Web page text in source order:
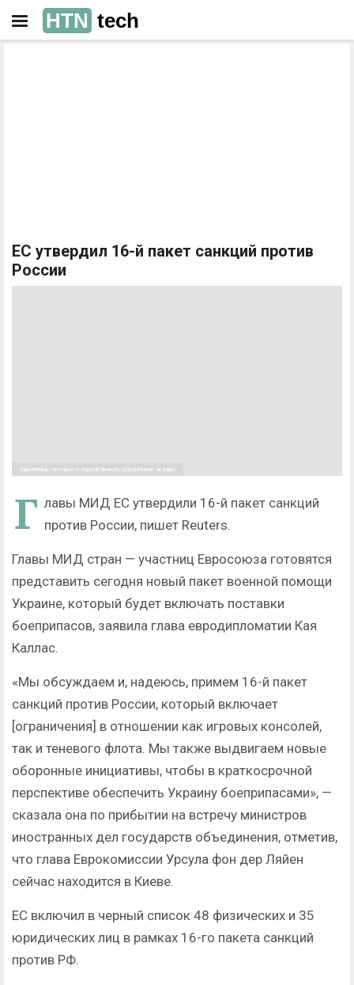
HTN tech
ЕС утвердил 16-й пакет санкций против
России
Европейцы пытаются задействовать российские активы
Г лавы МИД ЕС утвердили 16-й пакет санкций
против России, пишет Reuters.
Главы МИД стран — участниц Евросоюза готовятся
представить сегодня новый пакет военной помощи
Украине, который будет включать поставки
боеприпасов, заявила глава евродипломатии Кая
Каллас.
«Мы обсуждаем и, надеюсь, примем 16-й пакет
санкций против России, который включает
[ограничения] в отношении как игровых консолей,
так и теневого флота. Мы также выдвигаем новые
оборонные инициативы, чтобы в краткосрочной
перспективе обеспечить Украину боеприпасами», —
сказала она по прибытии на встречу министров
иностранных дел государств объединения, отметив,
что глава Еврокомиссии Урсула фон дер Ляйен
сейчас находится в Киеве.
ЕС включил в черный список 48 физических и 35
юридических лиц в рамках 16-го пакета санкций
против РФ.